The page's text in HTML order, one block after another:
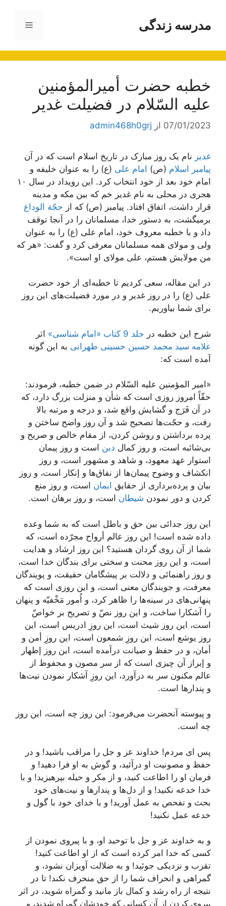
محتوامدرسه زندگی فهرست
خطبه حضرت أمیرالمؤمنین
علیه السّلام در فضیلت غدیر
07/01/2023 از admin468h0grj
غدیر نام یک روز مبارک در تاریخ اسلام است که در آن
پیامبر اسلام (ص) امام علی (ع) را به عنوان خلیفه و
امام خود بعد از خود انتخاب کرد. این رویداد در سال ۱۰
هجری در محلی به نام غدیر خم که بین مکه و مدینه
قرار داشت، اتفاق افتاد. پیامبر (ص) که از حجّة الوداع
برمیگشت، به دستور خدا، مسلمانان را در آنجا توقف
داد و با خطبه معروف خود، امام علی (ع) را به عنوان
ولی و مولای همه مسلمانان معرفی کرد و گفت: «هر که
من مولایش هستم، علی مولای او است».
در این مقاله، سعی کردیم تا خطبه‌ای از خود حضرت
علی (ع) را در روز غدیر و در مورد فضیلت‌های این روز
برای شما بیاوریم.
شرح این خطبه در جلد 9 کتاب «امام شناسی»
اثر
علامه سید محمد حسین حسینی طهرانی به این گونه
آمده است که:
«امیر المؤمنین علیه السّلام در ضمن خطبه، فرمودند:
حقّاً امروز روزى است كه شأن و منزلت بزرگ دارد، كه
در آن فَرَج و گشایش واقع شد، و درجه و مرتبه بالا
رفت، و حجّت‌ها تصحیح شد و آن روز واضح ساختن و
پرده برداشتن و روشن كردن، از مقام خالص و صریح و
بى‌شائبه است، و روز كمال دین است و روز پیمان
استوار عهد معهود، و شاهد و مشهور است، و روز
انكشاف و وضوح پیمان‌ها از نفاق‌ها و إنكار است، و روز
بیان و پرده‌بردارى از حقایق ایمان است، و روز منع
كردن و دور نمودن شیطان است، و روز برهان است.
این روز جدائى بین حق و باطل است كه به شما وعده
داده شده است! این روز عالم أرواح مجرّده است، كه
شما از آن روى گردان هستید؟ این روز ارشاد و هدایت
است، و این روز محنت و سختى براى بندگان خدا است،
و روز راهنمائى و دلالت بر پیشگامان حقیقت، و پویندگان
معرفت، و جویندگان معنى است، و این روزى است كه
پنهانى‌هاى در سینه‌ها را ظاهر كرد، و اُمور مَخْفیّه و پنهان
را آشكارا ساخت، و این روز نصّ و تصریح بر خواصّ
است، این روز شیث است، این روزِ ادریس است، این
روز یوشع است، این روزِ شمعون است، این روزِ أمن و
أمان، و در حفظ و صیانت درآمده است، این روز إظهار
و إبراز آن چیزى است كه از سر مصون و محفوظ از
عالم مكنون سر به درآورد، این روزِ آشكار نمودن نیت‌ها
و پندارها است.
و پیوسته آنحضرت مى‌فرمود: این روز چه است، این روز
چه است.
پس اى مردم! خداوند عز و جل را مراقب باشید! و در
حفظ و مصونیت او درآئید، و گوش به او فرا دهید! و
فرمان او را اطاعت كنید، و از مكر و حیله بپرهیزید! و با
خدا خدعه نكنید! و از دل‌ها و پندارها و نیت‌هاى خود
بحث و تفحص به عمل آورید! و با خداى خود با گول و
خدعه عمل نكنید!
و به خداوند عز و جل با توحید او، و با پیروى نمودن از
كسى كه خدا امر كرده است كه از او اطاعت كنید!
تقرب و نزدیكى جوئید! و به ضلالت آویزان نشود، و
گمراهى و انحراف شما را از حق منحرف نكند! تا در
نتیجه از راه رشد و كمال باز مانید و گمراه شوید، در اثر
پیروى كردن از آن كسانى كه خودشان گمراه شدند، و